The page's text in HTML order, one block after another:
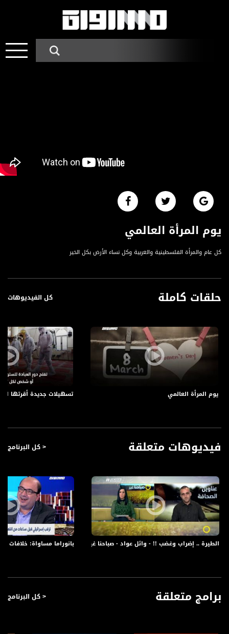
يوم المرأة العالمي
كل عام والمرأة الفلسطينية والعربية وكل نساء الأرض بكل الخير
حلقات كاملة كل الفيديوهات
تسهيلات جديدة أقرتها يوم المرأة العالمي
فيديوهات متعلقة < كل البرنامج
بانوراما مساواة: خلافات الطيرة .. إضراب وغضب !! - وائل عواد - صباحنا غير- 29.10.2017 - قناة مساواة
برامج متعلقة < كل البرنامج